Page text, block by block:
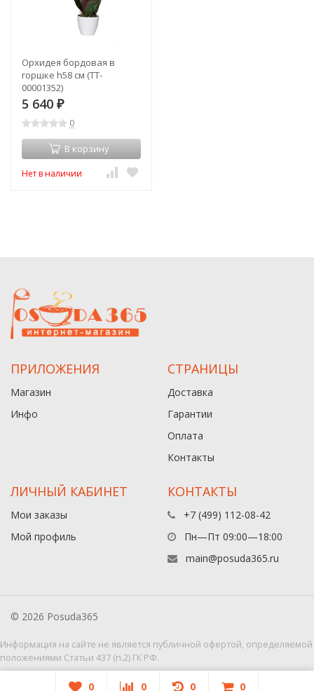
Орхидея бордовая в
горшке h58 см (TT-
00001352)
5 640 ₽
0
В корзину
Нет в наличии
ПРИЛОЖЕНИЯ
Магазин
Инфо
СТРАНИЦЫ
Доставка
Гарантии
Оплата
Контакты
ЛИЧНЫЙ КАБИНЕТ
Мои заказы
Мой профиль
КОНТАКТЫ
+7 (499) 112-08-42
Пн—Пт 09:00—18:00
main@posuda365.ru
© 2026 Posuda365
Информация на сайте не является публичной офертой, определяемой
положениями Статьи 437 (п.2) ГК РФ.
0 0 0 0